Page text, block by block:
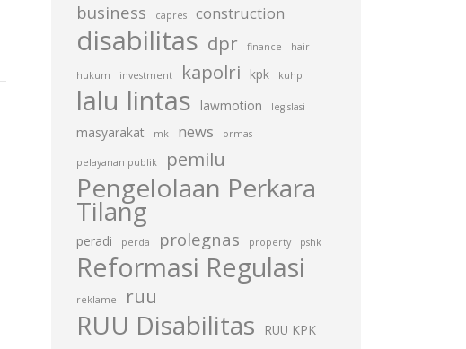
business capres construction
disabilitas dpr finance hair
hukum investment kapolri kpk kuhp
lalu lintas lawmotion legislasi
masyarakat mk news ormas
pelayanan publik pemilu
Pengelolaan Perkara
Tilang
peradi perda prolegnas property pshk
Reformasi Regulasi
reklame ruu
RUU Disabilitas RUU KPK